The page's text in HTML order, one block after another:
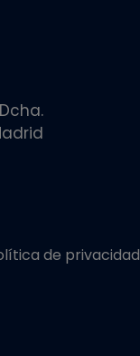
de privacidad